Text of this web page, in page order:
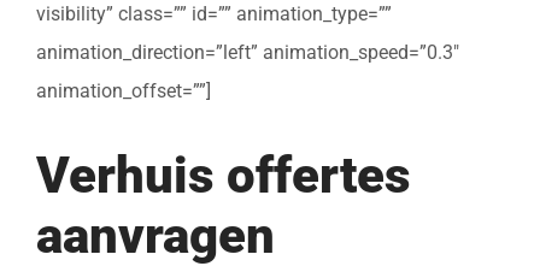
visibility” class=”” id=”” animation_type=””
animation_direction=”left” animation_speed=”0.3″
animation_offset=””]
Verhuis offertes
aanvragen